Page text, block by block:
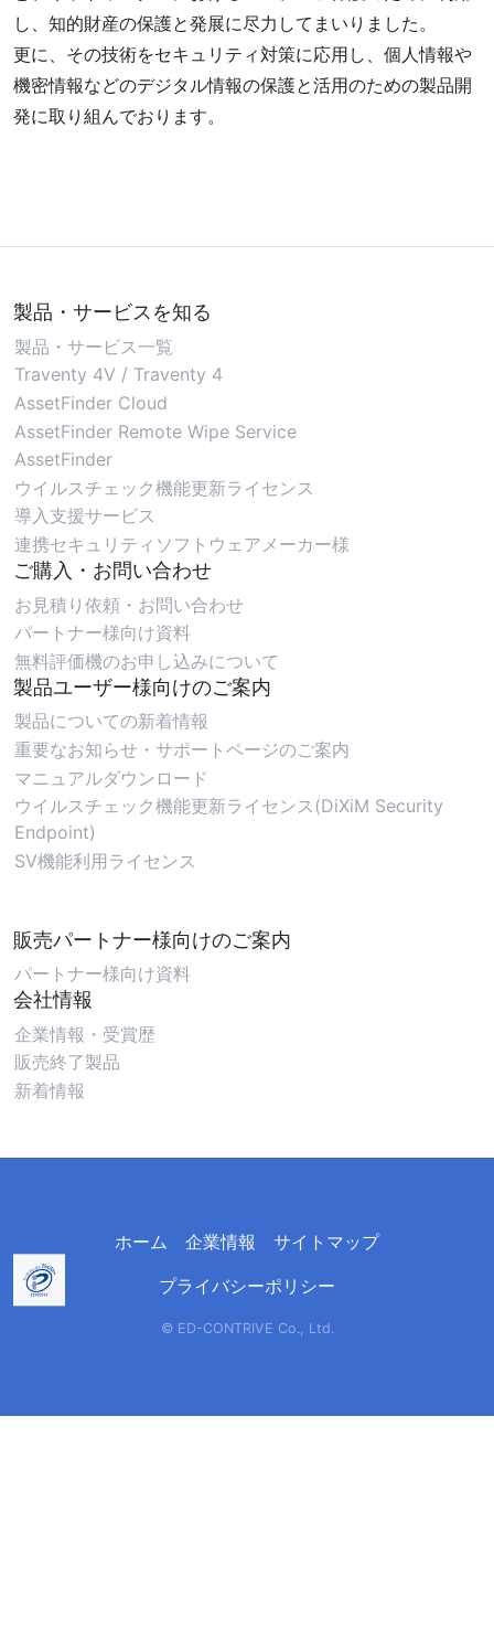
し、知的財産の保護と発展に尽力してまいりました。
更に、その技術をセキュリティ対策に応用し、個人情報や
機密情報などのデジタル情報の保護と活用のための製品開
発に取り組んでおります。
製品・サービスを知る
製品・サービス一覧
Traventy 4V / Traventy 4
AssetFinder Cloud
AssetFinder Remote Wipe Service
AssetFinder
ウイルスチェック機能更新ライセンス
導入支援サービス
連携セキュリティソフトウェアメーカー様
ご購入・お問い合わせ
お見積り依頼・お問い合わせ
パートナー様向け資料
無料評価機のお申し込みについて
製品ユーザー様向けのご案内
製品についての新着情報
重要なお知らせ・サポートページのご案内
マニュアルダウンロード
ウイルスチェック機能更新ライセンス(DiXiM Security
Endpoint)
SV機能利用ライセンス
販売パートナー様向けのご案内
パートナー様向け資料
会社情報
企業情報・受賞歴
販売終了製品
新着情報
ホーム 企業情報
サイトマップ
プライバシーポリシー
© ED-CONTRIVE Co., Ltd.